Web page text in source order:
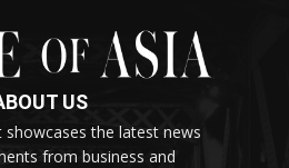
US
the latest news
from business and